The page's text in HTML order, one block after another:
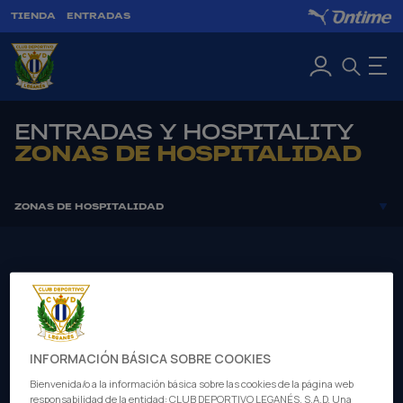
TIENDA ENTRADAS
ZONAS DE HOSPITALIDAD
ENTRADAS Y HOSPITALITY
ZONAS DE HOSPITALIDAD
TUNNEL EXPERIENCE
TRIBUNA PREMIUM
EXPERIENCIAS MATCHDAY
BUTARQUE PREMIUM
INFORMACIÓN BÁSICA SOBRE COOKIES
Bienvenida/o a la información básica sobre las cookies de la página web
responsabilidad de la entidad: CLUB DEPORTIVO LEGANÉS, S.A.D. Una